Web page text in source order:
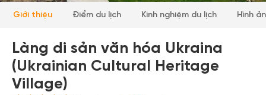
Giới thiệu Điểm du lịch Kinh nghiệm du lịch Hình
Làng di sản văn hóa Ukraina
(Ukrainian Cultural Heritage
Village)